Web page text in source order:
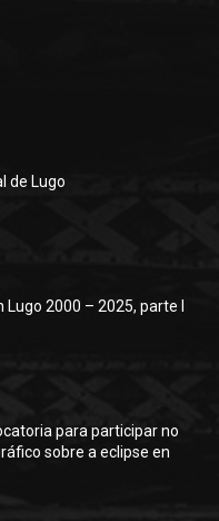
de Lugo
2000 – 2025, parte I
para participar no
sobre a eclipse en